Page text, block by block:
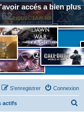
accés a bien plus
Connexion
S’enregistrer
actifs